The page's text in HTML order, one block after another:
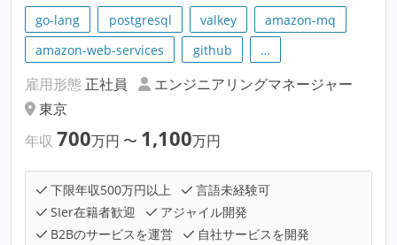
go-lang postgresql valkey
amazon-mq
amazon-web-services
github …
雇用形態 正社員
エンジニアリングマネージャー
東京
年収 700万円 〜 1,100万円
下限年収500万円以上
言語未経験可
SIer在籍者歓迎
アジャイル開発
B2Bのサービスを運営
自社サービスを開発